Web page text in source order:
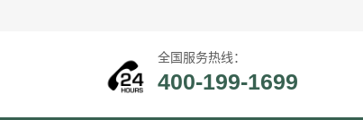
全国服务热线：
400-199-1699